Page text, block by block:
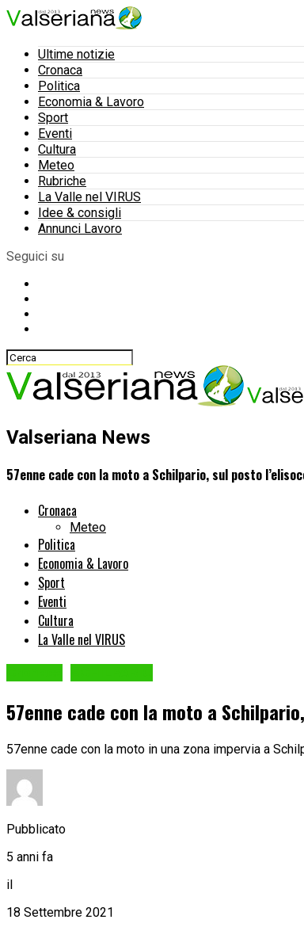
Ultime notizie
Cronaca
Politica
Economia & Lavoro
Sport
Eventi
Cultura
Meteo
Rubriche
La Valle nel VIRUS
Idee & consigli
Annunci Lavoro
Seguici su
Valseriana News
57enne cade con la moto a Schilpario, sul posto
Cronaca
Meteo
Politica
Economia & Lavoro
Sport
Eventi
Cultura
La Valle nel VIRUS
57enne cade con la moto a
57enne cade con la moto in una zona impervia a
Pubblicato
5 anni fa
il
18 Settembre 2021